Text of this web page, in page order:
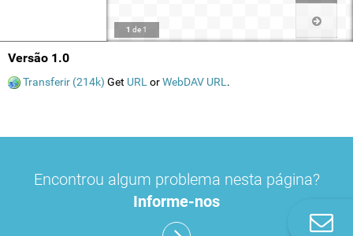
1 de 1
Versão 1.0
Transferir (214k) Get URL orWebDAV URL .
Encontrou algum problema nesta página?
Informe-nos